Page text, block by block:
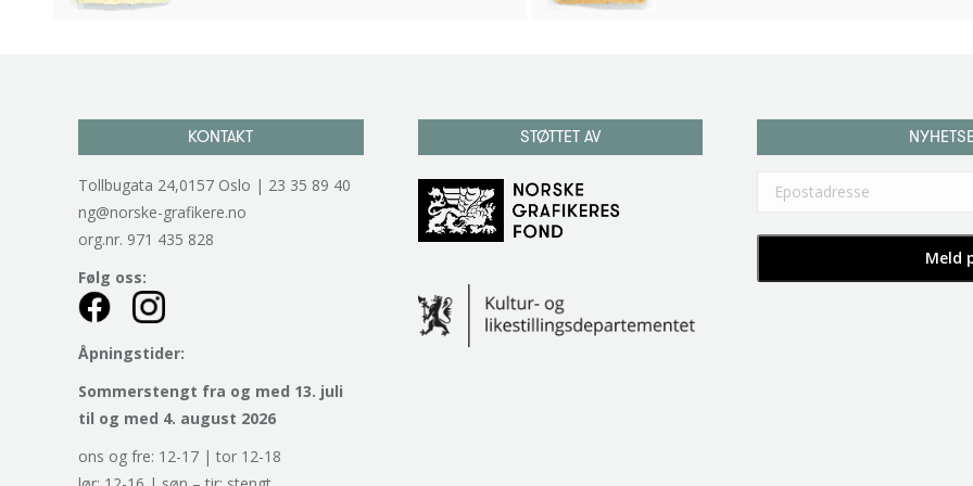
KONTAKT
Tollbugata 24,0157 Oslo | 23 35 89 40
ng@norske-grafikere.no
org.nr. 971 435 828
Følg oss:
Åpningstider:
Sommerstengt fra og med 13. juli
til og med 4. august 2026
ons og fre: 12-17 | tor 12-18
STØTTET AV